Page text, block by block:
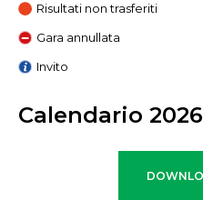
Risultati non trasferiti
Gara annullata
Invito
Calendario 2026